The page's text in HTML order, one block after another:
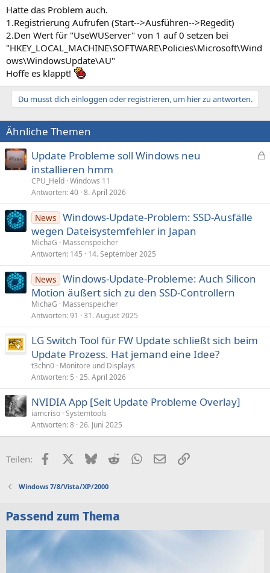
Hatte das Problem auch.
1.Registrierung Aufrufen (Start-->Ausführen-->Regedit)
2.Den Wert für "UseWUServer" von 1 auf 0 setzen bei
"HKEY_LOCAL_MACHINE\SOFTWARE\Policies\Microsoft\Wind
ows\WindowsUpdate\AU"
Hoffe es klappt!
Du musst dich einloggen oder registrieren, um hier zu antworten.
Ähnliche Themen
e
Update Probleme soll Windows neu
installieren hmm
CPU_Held Windows 11
Antworten 40 8. April 2026
News Windows-Update-Problem: SSD-Ausfälle
wegen Dateisystemfehler in Japan
MichaG
Massenspeicher
Antworten 145 14. September 2025
News Windows-Update-Probleme: Auch Silicon
Motion äußert sich zu den SSD-Controllern
MichaG
Massenspeicher
Antworten 91 31. August 2025
LG Switch Tool für FW Update schließt sich beim
Update Prozess. Hat jemand eine Idee?
t3chn0 Monitore und Displays
Antworten 5 25. April 2026
NVIDIA App [Seit Update Probleme Overlay]
iamcriso Systemtools
Antworten 8 26. Juni 2025
Teilen: FacebookX (Twitter)
BlueskyRedditWhatsApp
E-MailLink
Windows 7/8/Vista/XP/2000
Passend zum Thema